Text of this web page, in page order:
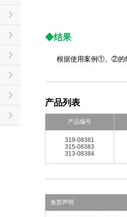
◆结果
根据使用案例①、②的
产品列表
产品编号
319-08381
315-08383
313-08384
免责声明